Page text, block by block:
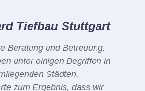
Tiefbau Stuttgart
Beratung und Betreuung.
unter einigen Begriffen in
Städten.
zum Ergebnis, dass wir